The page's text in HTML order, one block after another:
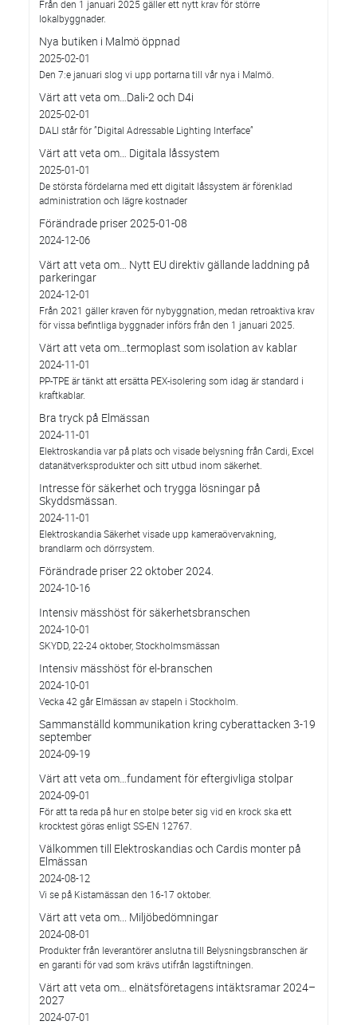
Från den 1 januari 2025 gäller ett nytt krav för större
lokalbyggnader.
Nya butiken i Malmö öppnad
2025-02-01
Den 7:e januari slog vi upp portarna till vår nya i Malmö.
Värt att veta om…Dali-2 och D4i
2025-02-01
DALI står för ”Digital Adressable Lighting Interface”
Värt att veta om… Digitala låssystem
2025-01-01
De största fördelarna med ett digitalt låssystem är förenklad
administration och lägre kostnader
Förändrade priser 2025-01-08
2024-12-06
Värt att veta om… Nytt EU direktiv gällande laddning på
parkeringar
2024-12-01
Från 2021 gäller kraven för nybyggnation, medan retroaktiva krav
för vissa befintliga byggnader införs från den 1 januari 2025.
Värt att veta om…termoplast som isolation av kablar
2024-11-01
PP-TPE är tänkt att ersätta PEX-isolering som idag är standard i
kraftkablar.
Bra tryck på Elmässan
2024-11-01
Elektroskandia var på plats och visade belysning från Cardi, Excel
datanätverksprodukter och sitt utbud inom säkerhet.
Intresse för säkerhet och trygga lösningar på
Skyddsmässan.
2024-11-01
Elektroskandia Säkerhet visade upp kameraövervakning,
brandlarm och dörrsystem.
Förändrade priser 22 oktober 2024.
2024-10-16
Intensiv mässhöst för säkerhetsbranschen
2024-10-01
SKYDD, 22-24 oktober, Stockholmsmässan
Intensiv mässhöst för el-branschen
2024-10-01
Vecka 42 går Elmässan av stapeln i Stockholm.
Sammanställd kommunikation kring cyberattacken 3-19
september
2024-09-19
Värt att veta om…fundament för eftergivliga stolpar
2024-09-01
För att ta reda på hur en stolpe beter sig vid en krock ska ett
krocktest göras enligt SS-EN 12767.
Välkommen till Elektroskandias och Cardis monter på
Elmässan
2024-08-12
Vi se på Kistamässan den 16-17 oktober.
Värt att veta om... Miljöbedömningar
2024-08-01
Produkter från leverantörer anslutna till Belysningsbranschen är
en garanti för vad som krävs utifrån lagstiftningen.
Värt att veta om… elnätsföretagens intäktsramar 2024–
2027
2024-07-01